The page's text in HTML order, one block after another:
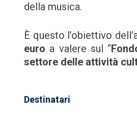
della musica.
È questo l’obiettivo
euro a valere sul “
settore delle attività
Destinatari